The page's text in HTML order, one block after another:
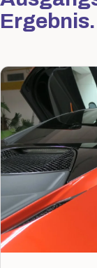
Ergebnis.